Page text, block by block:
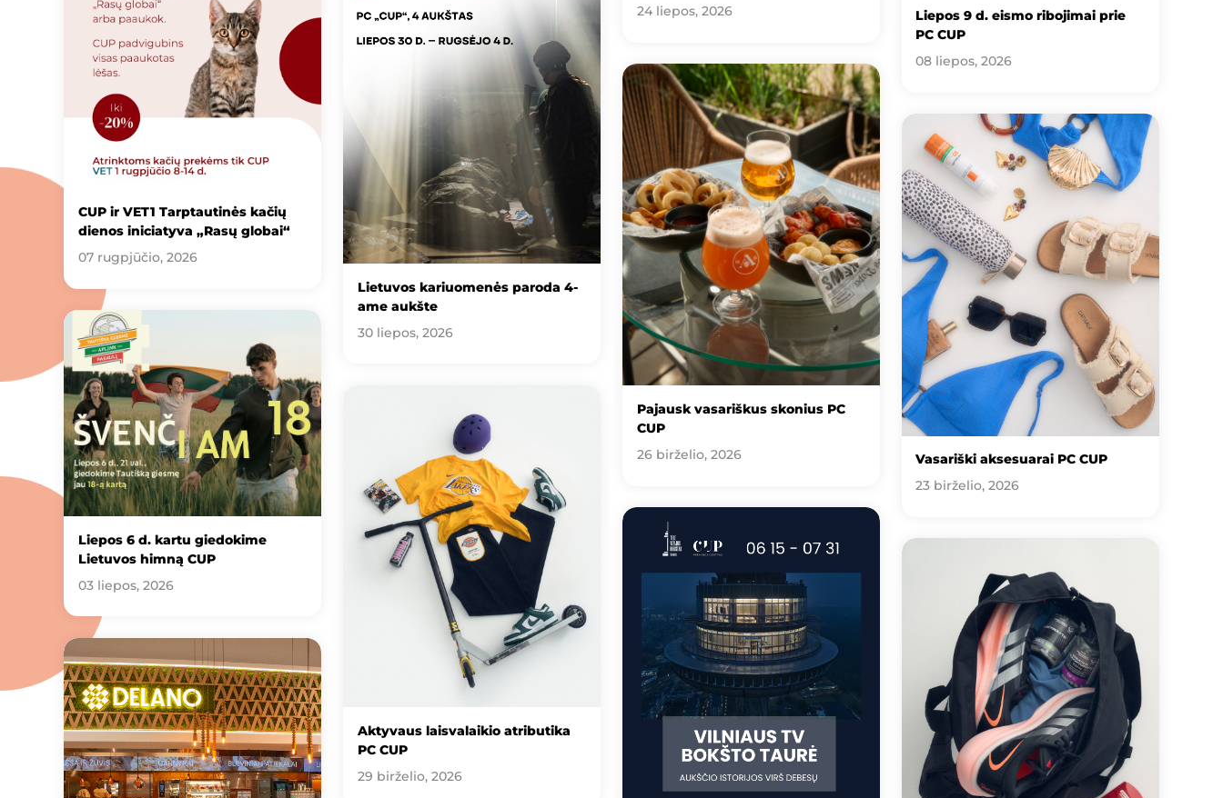
CUP ir VET1 Tarptautinės kačių
dienos iniciatyva „Rasų globai“
07 rugpjūčio, 2026
Lietuvos kariuomenės paroda 4-
ame aukšte
30 liepos, 2026
24 liepos, 2026
Liepos 9 d. eismo ribojimai prie
PC CUP
08 liepos, 2026
Liepos 6 d. kartu giedokime
Lietuvos himną CUP
03 liepos, 2026
Aktyvaus laisvalaikio atributika
PC CUP
29 birželio, 2026
Pajausk vasariškus skonius PC
CUP
26 birželio, 2026
Vasariški aksesuarai PC CUP
23 birželio, 2026